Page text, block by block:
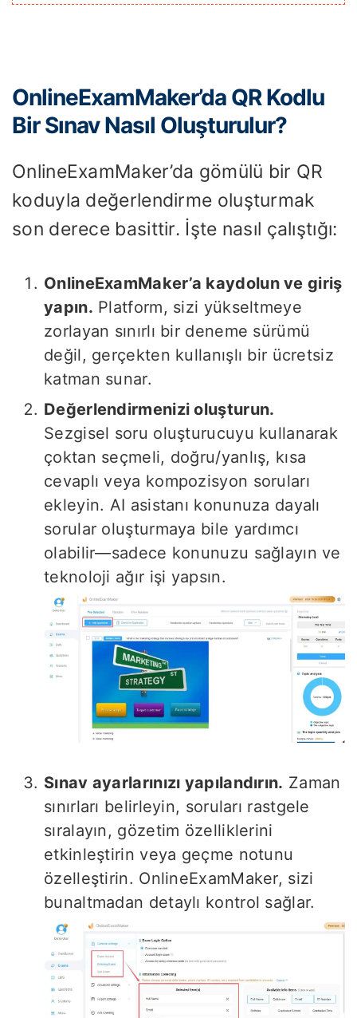
OnlineExamMaker’da QR Kodlu
Bir Sınav Nasıl Oluşturulur?
OnlineExamMaker’da gömülü bir QR
koduyla değerlendirme oluşturmak
son derece basittir. İşte nasıl çalıştığı:
OnlineExamMaker’a kaydolun ve giriş
yapın. Platform, sizi yükseltmeye
zorlayan sınırlı bir deneme sürümü
değil, gerçekten kullanışlı bir ücretsiz
katman sunar.
Değerlendirmenizi oluşturun.
Sezgisel soru oluşturucuyu kullanarak
çoktan seçmeli, doğru/yanlış, kısa
cevaplı veya kompozisyon soruları
ekleyin. AI asistanı konunuza dayalı
sorular oluşturmaya bile yardımcı
olabilir—sadece konunuzu sağlayın ve
teknoloji ağır işi yapsın.
Sınav ayarlarınızı yapılandırın. Zaman
sınırları belirleyin, soruları rastgele
sıralayın, gözetim özelliklerini
etkinleştirin veya geçme notunu
özelleştirin. OnlineExamMaker, sizi
bunaltmadan detaylı kontrol sağlar.